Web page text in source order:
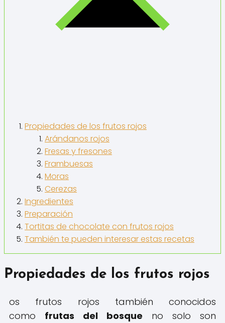
Propiedades de los frutos rojos
Arándanos rojos
Fresas y fresones
Frambuesas
Moras
Cerezas
Ingredientes
Preparación
Tortitas de chocolate con frutos rojos
También te pueden interesar estas recetas
Propiedades de los frutos rojos
os frutos rojos también conocidos
como frutas del bosque no solo son